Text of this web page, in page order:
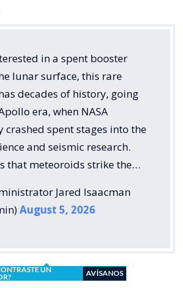
in a spent booster
lunar surface, this rare
decades of history, going
era, when NASA
crashed spent stages into the
and seismic research.
that meteoroids strike the…
Jared Isaacman
August 5, 2026
UN
AVÍSANOS